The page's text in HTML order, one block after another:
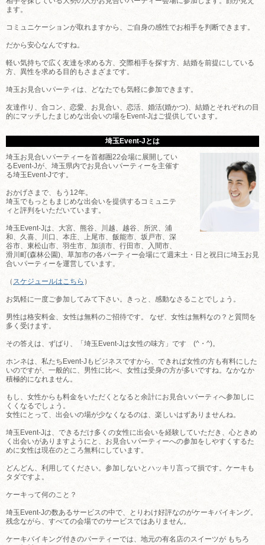
ます。
コミュニケーションが取れますから、ご自身の感性でお相手を判断できます。
だから安心なんですね。
軽い気持ちで広く友達を求める方、交際相手を探す方、結婚を前提にしている
方、異性を求める目的もさまざまです。
埼玉お見合いパーティは、どなたでも気軽に参加できます。
友達作り、合コン、恋愛、お見合い、恋活、婚活(婚かつ)、結婚とそれぞれの目
的にマッチしたまじめな出会いの場をEvent-Jはご提供しています。
埼玉Event-Jとは
埼玉お見合いパーティーを首都圏22会場に展開してい
るEvent-Jが、埼玉県内でお見合いパーティーを主催す
る埼玉Event-Jです。
おかげさまで、もう12年。
埼玉でもっともまじめな出会いを提供するコミュニテ
ィと評判をいただいています。
埼玉Event-Jは、大宮、熊谷、川越、越谷、所沢、浦
和、久喜、川口、本庄、上尾市、飯能市、坂戸市、深
谷市、東松山市、羽生市、加須市、行田市、入間市、
滑川町(森林公園)、草加市の各パーティー会場にて週末土・日と祝日に埼玉お見
合いパーティーを運営しています。
（ スケジュールはこちら ）
お気軽に一度ご参加してみて下さい。きっと、感動なさることでしょう。
男性は格安料金、女性は無料のご招待です。 なぜ、女性は無料なの？と質問を
多く受けます。
その答えは、ずばり、「埼玉Event-Jは女性の味方」です (^・^)。
ホンネは、私たちEvent-Jもビジネスですから、できれば女性の方も有料にした
いのですが、一般的に、男性に比べ、女性は受身の方が多いですね。なかなか
積極的になれません。
もし、女性からも料金をいただくとなると余計にお見合いパーティへ参加しに
くくなるでしょう。
女性にとって、出会いの場が少なくなるのは、楽しいはずありませんね。
埼玉Event-Jは、できるだけ多くの女性に出会いを経験していただき、心ときめ
く出会いがありますようにと、お見合いパーティーへの参加をしやすくするた
めに女性は現在のところ無料にしています。
どんどん、利用してください。参加しないとハッキリ言って損です。ケーキも
タダですよ。
ケーキって何のこと？
埼玉Event-Jの数あるサービスの中で、とりわけ好評なのがケーキバイキング。
残念ながら、すべての会場でのサービスではありません。
ケーキバイキング付きのパーティーでは、地元の有名店のスイーツが もちろ